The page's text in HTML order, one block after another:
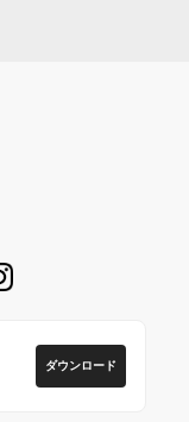
ダウンロード